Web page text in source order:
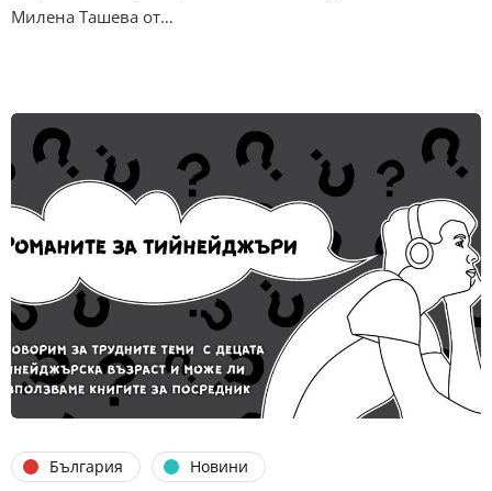
Милена Ташева от…
България Новини